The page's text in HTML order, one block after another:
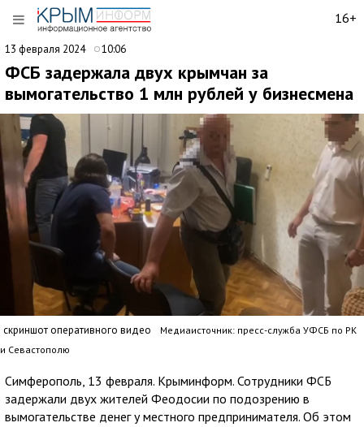
16+
13 февраля 2024 10:06
ФСБ задержала двух крымчан за
вымогательство 1 млн рублей у бизнесмена
скриншот оперативного видео
Медиаисточник: пресс-служба УФСБ по РК
и Севастополю
Симферополь, 13 февраля. Крыминформ. Сотрудники ФСБ
задержали двух жителей Феодосии по подозрению в
вымогательстве денег у местного предпринимателя. Об этом